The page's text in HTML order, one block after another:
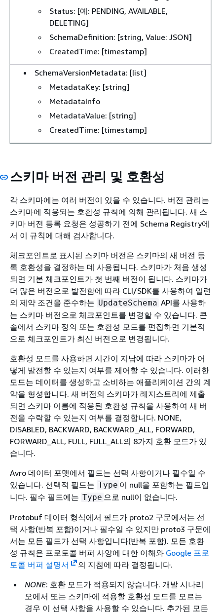
Status: [예: PENDING, AVAILABLE,
DELETING]
SchemaDefinition: [string, Value: JSON]
CreatedTime: [timestamp]
SchemaVersionMetadata: [list]
MetadataKey: [string]
MetadataInfo
MetadataValue: [string]
CreatedTime: [timestamp]
스키마 버전 관리 및 호환성
각 스키마에는 여러 버전이 있을 수 있습니다. 버전 관리는
스키마에 적용되는 호환성 규칙에 의해 관리됩니다. 새 스
키마 버전 등록 요청은 성공하기 전에 Schema Registry에
서 이 규칙에 대해 검사합니다.
체크포인트로 표시된 스키마 버전은 스키마의 새 버전 등
록 호환성을 결정하는 데 사용됩니다. 스키마가 처음 생성
되면 기본 체크포인트가 첫 번째 버전이 됩니다. 스키마가
더 많은 버전으로 발전함에 따라 CLI/SDK를 사용하여 일련
의 제약 조건을 준수하는 UpdateSchema API를 사용하
는 스키마 버전으로 체크포인트를 변경할 수 있습니다. 콘
솔에서 스키마 정의 또는 호환성 모드를 편집하면 기본적
으로 체크포인트가 최신 버전으로 변경됩니다.
호환성 모드를 사용하면 시간이 지남에 따라 스키마가 어
떻게 발전할 수 있는지 여부를 제어할 수 있습니다. 이러한
모드는 데이터를 생성하고 소비하는 애플리케이션 간의 계
약을 형성합니다. 새 버전의 스키마가 레지스트리에 제출
되면 스키마 이름에 적용된 호환성 규칙을 사용하여 새 버
전을 수락할 수 있는지 여부를 결정합니다. NONE,
DISABLED, BACKWARD, BACKWARD_ALL, FORWARD,
FORWARD_ALL, FULL, FULL_ALL의 8가지 호환 모드가 있
습니다.
Avro 데이터 포맷에서 필드는 선택 사항이거나 필수일 수
있습니다. 선택적 필드는 Type 이 null을 포함하는 필드입
니다. 필수 필드에는 Type 으로 null이 없습니다.
Protobuf 데이터 형식에서 필드가 proto2 구문에서는 선
택 사항(반복 포함)이거나 필수일 수 있지만 proto3 구문에
서는 모든 필드가 선택 사항입니다(반복 포함). 모든 호환
성 규칙은 프로토콜 버퍼 사양에 대한 이해와 Google 프로
토콜 버퍼 설명서
의 지침에 따라 결정됩니다.
NONE: 호환 모드가 적용되지 않습니다. 개발 시나리
오에서 또는 스키마에 적용할 호환성 모드를 모르는
경우 이 선택 사항을 사용할 수 있습니다. 추가된 모든